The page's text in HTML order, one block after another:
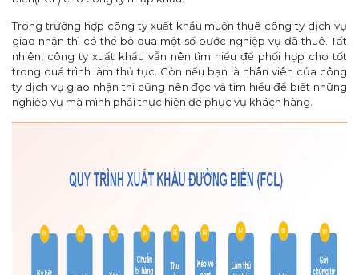
Trong trường hợp công ty xuất khẩu muốn thuê công ty dịch vụ
giao nhận thì có thể bỏ qua một số bước nghiệp vụ đã thuê. Tất
nhiên, công ty xuất khẩu vẫn nên tìm hiểu để phối hợp cho tốt
trong quá trình làm thủ tục. Còn nếu bạn là nhân viên của công
ty dịch vụ giao nhận thì cũng nên đọc và tìm hiểu để biết những
nghiệp vụ mà mình phải thực hiện để phục vụ khách hàng.